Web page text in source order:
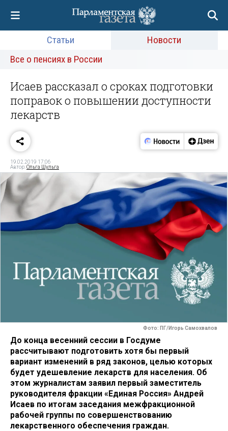
Статьи
Новости
Все о пенсиях в России
Исаев рассказал о сроках подготовки
поправок о повышении доступности
лекарств
19.02.2019 17:06
Автор:Ольга Шульга
Фото: ПГ/Игорь Самохвалов
До конца весенний сессии в Госдуме
рассчитывают подготовить хотя бы первый
вариант изменений в ряд законов, целью которых
будет удешевление лекарств для населения. Об
этом журналистам заявил первый заместитель
руководителя фракции «Единая Россия» Андрей
Исаев по итогам заседания межфракционной
рабочей группы по совершенствованию
лекарственного обеспечения граждан.